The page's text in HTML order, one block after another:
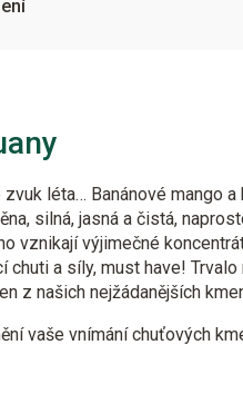
léta… Banánové mango
silná, jasná a čistá,
vznikají výjimečné
a síly, must have! Trvalo
z našich nejžádanějších
vaše vnímání chuťových